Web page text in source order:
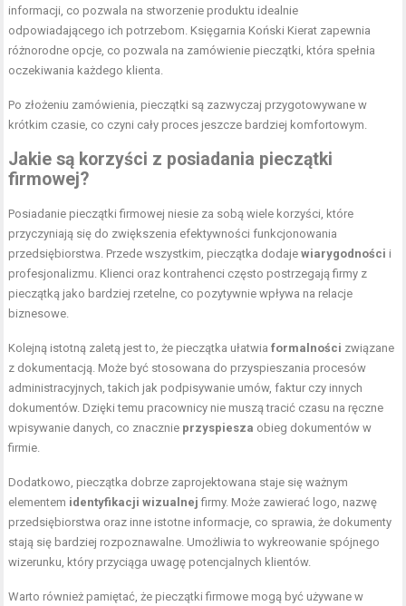
informacji, co pozwala na stworzenie produktu idealnie
odpowiadającego ich potrzebom. Księgarnia Koński Kierat zapewnia
różnorodne opcje, co pozwala na zamówienie pieczątki, która spełnia
oczekiwania każdego klienta.
Po złożeniu zamówienia, pieczątki są zazwyczaj przygotowywane w
krótkim czasie, co czyni cały proces jeszcze bardziej komfortowym.
Jakie są korzyści z posiadania pieczątki
firmowej?
Posiadanie pieczątki firmowej niesie za sobą wiele korzyści, które
przyczyniają się do zwiększenia efektywności funkcjonowania
przedsiębiorstwa. Przede wszystkim, pieczątka dodajewiarygodności i
profesjonalizmu. Klienci oraz kontrahenci często postrzegają firmy z
pieczątką jako bardziej rzetelne, co pozytywnie wpływa na relacje
biznesowe.
Kolejną istotną zaletą jest to, że pieczątka ułatwiaformalności związane
z dokumentacją. Może być stosowana do przyspieszania procesów
administracyjnych, takich jak podpisywanie umów, faktur czy innych
dokumentów. Dzięki temu pracownicy nie muszą tracić czasu na ręczne
wpisywanie danych, co znacznie przyspiesza obieg dokumentów w
firmie.
Dodatkowo, pieczątka dobrze zaprojektowana staje się ważnym
elementem identyfikacji wizualnej firmy. Może zawierać logo, nazwę
przedsiębiorstwa oraz inne istotne informacje, co sprawia, że dokumenty
stają się bardziej rozpoznawalne. Umożliwia to wykreowanie spójnego
wizerunku, który przyciąga uwagę potencjalnych klientów.
Warto również pamiętać, że pieczątki firmowe mogą być używane w